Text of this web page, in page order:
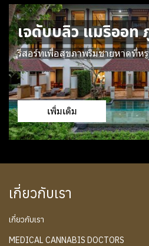
เจดับบลิว แมริออท
รีสอร์ทเพื่อสุขภาพริมชายหาดที่หรู
เพิ่มเติม
เกี่ยวกับเรา
เกี่ยวกับเรา
MEDICAL CANNABIS DOCTORS